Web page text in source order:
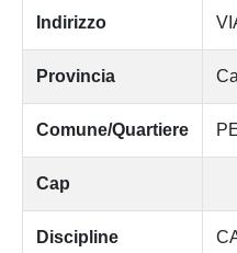
Indirizzo
Provincia
Comune/Quartiere
Cap
Discipline